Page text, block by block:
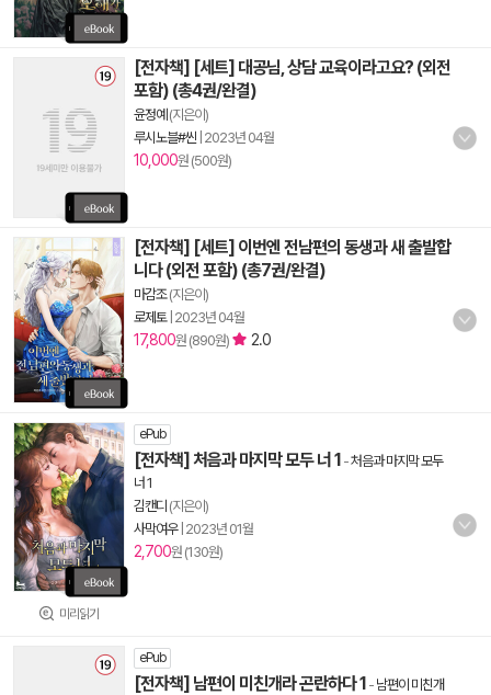
[전자책] [세트] 대공님, 상담 교육이라고요? (외전
포함) (총4권/완결)
윤정예 (지은이)
루시노블#씬 2023년 04월
10,000원 (500원)
[전자책] [세트] 이번엔 전남편의 동생과 새 출발합
니다 (외전 포함) (총7권/완결)
마감조(지은이)
로제토| 2023년 04월
17,800원 (890원) 2.0
미리읽기
ePub
[전자책] 처음과 마지막 모두 너 1 -처음과 마지막 모두
너 1
김캔디 (지은이)
사막여우| 2023년 01월
2,700원 (130원)
ePub
[전자책] 남편이 미친개라 곤란하다 1 - 남편이 미친개